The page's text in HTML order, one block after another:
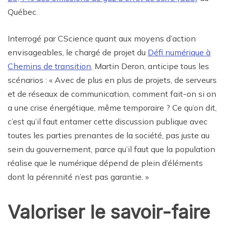
Québec.
Interrogé par CScience quant aux moyens d’action
envisageables, le chargé de projet du Défi numérique à
Chemins de transition , Martin Deron, anticipe tous les
scénarios : « Avec de plus en plus de projets, de serveurs
et de réseaux de communication, comment fait-on si on
a une crise énergétique, même temporaire ? Ce qu’on dit,
c’est qu’il faut entamer cette discussion publique avec
toutes les parties prenantes de la société, pas juste au
sein du gouvernement, parce qu’il faut que la population
réalise que le numérique dépend de plein d’éléments
dont la pérennité n’est pas garantie. »
Valoriser le savoir-faire